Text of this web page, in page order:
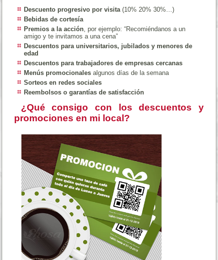
Descuento progresivo por visita(10% 20% 30%…)
Bebidas de cortesía
Premios a la acción , por ejemplo: “Recomiéndanos a un
amigo y te invitamos a una cena”
Descuentos para universitarios, jubilados y menores de
edad
Descuentos para trabajadores de empresas cercanas
Menús promocionalesalgunos días de la semana
Sorteos en redes sociales
Reembolsos o garantías de satisfacción
¿Qué consigo con los descuentos y
promociones en mi local?